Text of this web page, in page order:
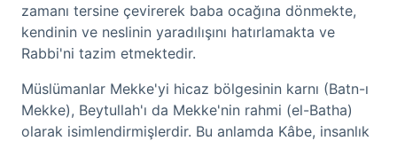
zamanı tersine çevirerek baba ocağına dönmekte,
kendinin ve neslinin yaradılışını hatırlamakta ve
Rabbi'ni tazim etmektedir.
Müslümanlar Mekke'yi hicaz bölgesinin karnı (Batn-ı
Mekke), Beytullah'ı da Mekke'nin rahmi (el-Batha)
olarak isimlendirmişlerdir. Bu anlamda Kâbe, insanlık